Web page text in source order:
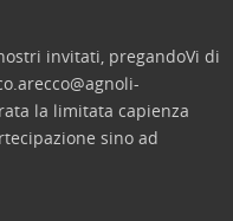
invitati, pregandoVi di
la limitata capienza
sino ad